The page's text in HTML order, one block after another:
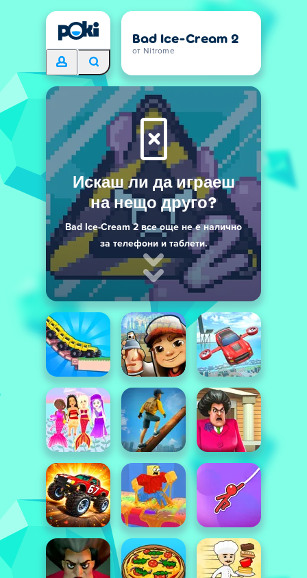
Bad Ice-Cream 2
от Nitrome
Искаш ли да играеш
на нещо друго?
Bad Ice-Cream 2 все още не е налично
за телефони и таблети.